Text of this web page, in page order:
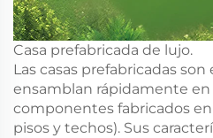
Casa prefabricada de lujo.
Las casas prefabricadas
ensamblan rápidamente
componentes fabricados
pisos y techos). Sus